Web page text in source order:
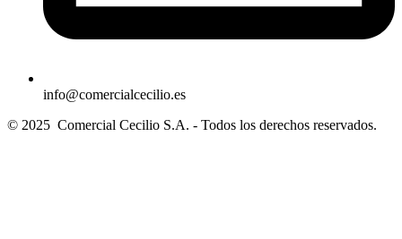
info@comercialcecilio.es
© 2025 Comercial Cecilio S.A. - Todos los derechos reservados.